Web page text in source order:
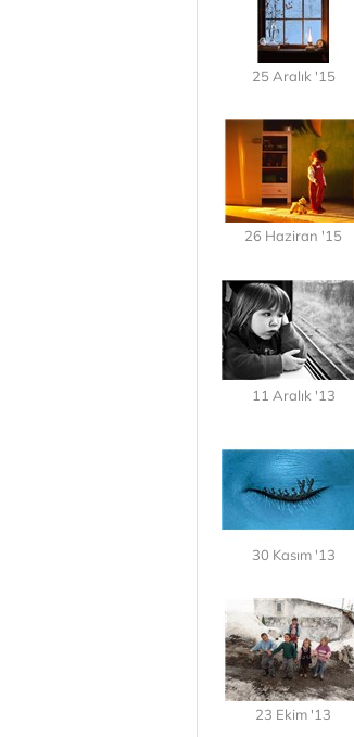
25 Aralık '15
26 Haziran '15
11 Aralık '13
30 Kasım '13
23 Ekim '13